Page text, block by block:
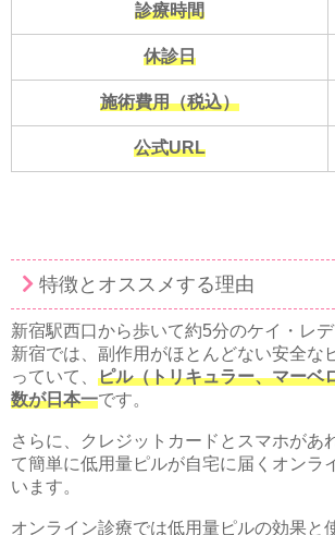
診療時間
休診日
施術費用（税込）
公式URL
特徴とオススメする理由
新宿駅西口から歩いて約5分のケイ・レ
新宿では、副作用がほとんどない安全な
っていて、 ピル（トリキュラー、マーベ
数が日本一です。
さらに、クレジットカードとスマホがあ
て簡単に低用量ピルが自宅に届くオンラ
います。
オンライン診療では低用量ピルの効果と